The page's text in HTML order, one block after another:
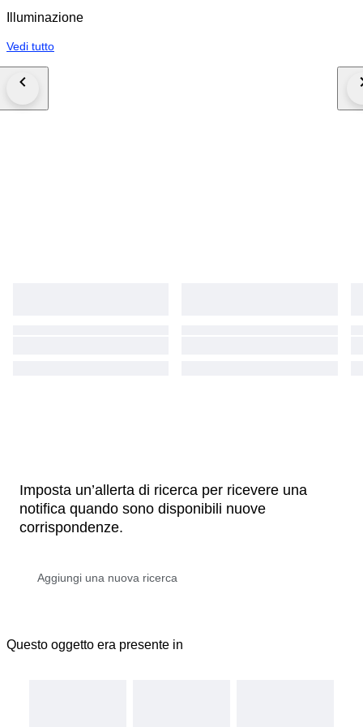
Illuminazione
Vedi tutto
Imposta un’allerta di ricerca per ricevere una
notifica quando sono disponibili nuove
corrispondenze.
Questo oggetto era presente in